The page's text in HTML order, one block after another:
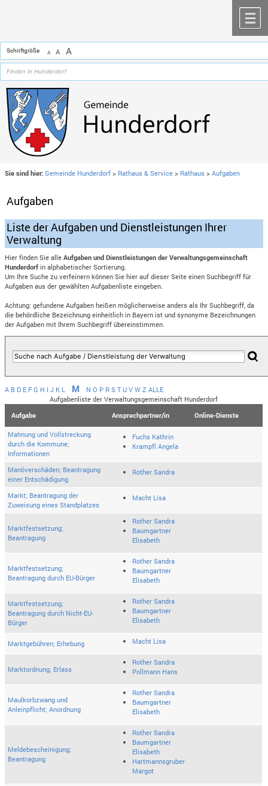
Schriftgröße A A A
Sie sind hier: Gemeinde Hunderdorf > Rathaus & Service > Rathaus >Aufgaben
Aufgaben
Liste der Aufgaben und Dienstleistungen Ihrer
Verwaltung
Hier finden Sie alleAufgaben und Dienstleistungen der Verwaltungsgemeinschaft
Hunderdorf in alphabetischer Sortierung.
Um Ihre Suche zu verfeinern können Sie hier auf dieser Seite einen Suchbegriff für
Aufgaben aus der gewählten Aufgabenliste eingeben.
Achtung: gefundene Aufgaben heißen möglicherweise anders als Ihr Suchbegriff, da
die behördliche Bezeichnung einheitlich in Bayern ist und synonyme Bezeichnungen
der Aufgaben mit Ihrem Suchbegriff übereinstimmen.
A B D E F G H I J K L M N O P R S T U V W Z ALLE
Aufgabenliste der Verwaltungsgemeinschaft Hunderdorf
Aufgabe
Ansprechpartner/in Online-Dienste
Mahnung und Vollstreckung
durch die Kommune;
Informationen
Fuchs Kathrin
Krampfl Angela
Manöverschäden; Beantragung
einer Entschädigung
Rother Sandra
Markt; Beantragung der
Zuweisung eines Standplatzes
Macht Lisa
Marktfestsetzung;
Beantragung
Rother Sandra
Baumgartner
Elisabeth
Marktfestsetzung;
Beantragung durch EU-Bürger
Rother Sandra
Baumgartner
Elisabeth
Marktfestsetzung;
Beantragung durch Nicht-EU-
Bürger
Rother Sandra
Baumgartner
Elisabeth
Marktgebühren; Erhebung Macht Lisa
Marktordnung; Erlass
Rother Sandra
Pollmann Hans
Maulkorbzwang und
Anleinpflicht; Anordnung
Rother Sandra
Baumgartner
Elisabeth
Meldebescheinigung;
Beantragung
Rother Sandra
Baumgartner
Elisabeth
Hartmannsgruber
Margot